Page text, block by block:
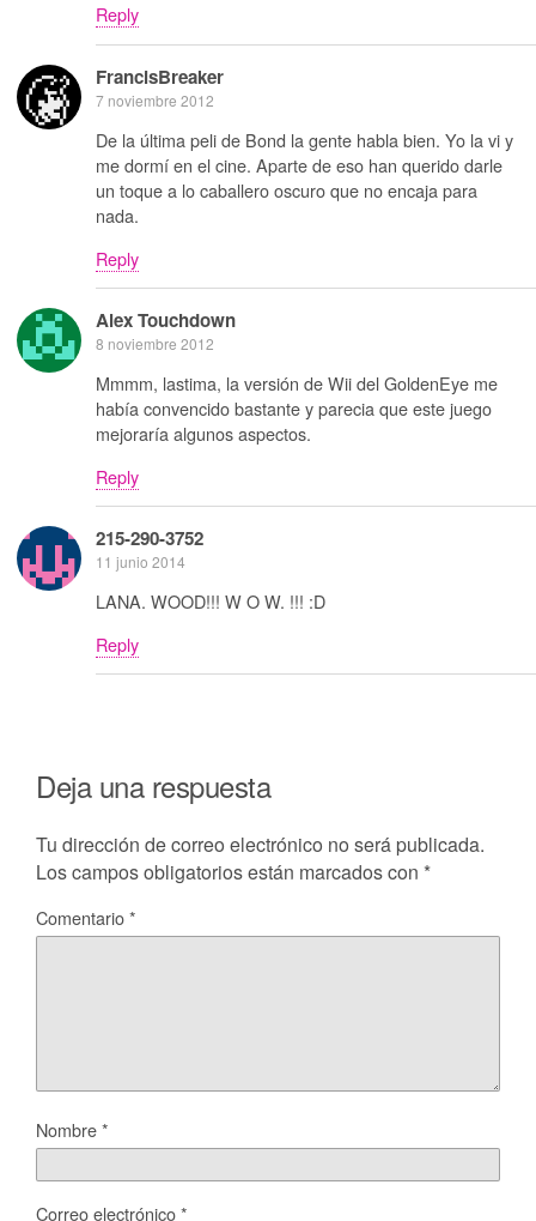
Reply
FrancisBreaker
7 noviembre 2012
De la última peli de Bond la gente habla bien. Yo la vi y
me dormí en el cine. Aparte de eso han querido darle
un toque a lo caballero oscuro que no encaja para
nada.
Reply
Alex Touchdown
8 noviembre 2012
Mmmm, lastima, la versión de Wii del GoldenEye me
había convencido bastante y parecia que este juego
mejoraría algunos aspectos.
Reply
215-290-3752
11 junio 2014
LANA. WOOD!!! W O W. !!! :D
Reply
Deja una respuesta
Tu dirección de correo electrónico no será publicada.
Los campos obligatorios están marcados con *
Comentario*
Nombre*
Correo electrónico*